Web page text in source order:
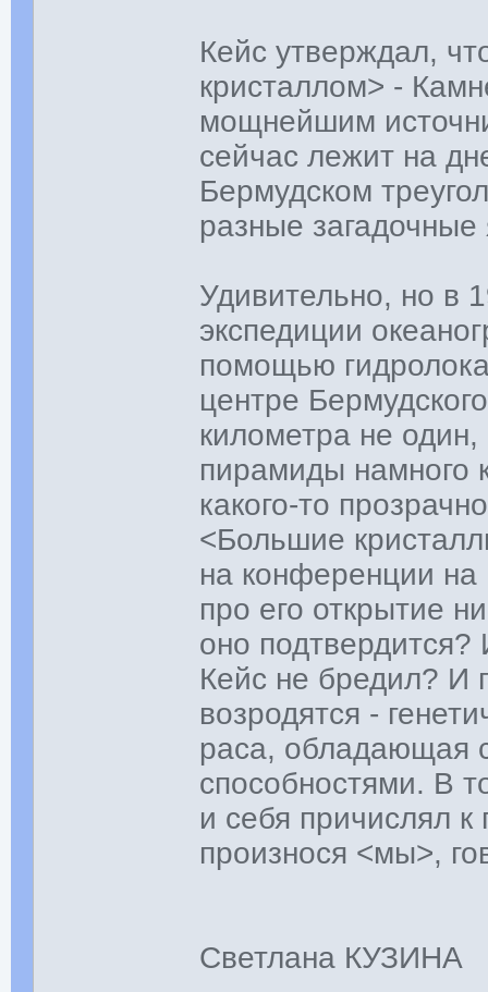
Кейс утверждал,
кристаллом> -
мощнейшим
сейчас лежит на
Бермудском
разные загадочные
Удивительно, но в
экспедиции
помощью
центре
километра не
пирамиды намного
какого-то
<Большие
на конференции
про его открытие
оно
Кейс не бредил? И
возродятся -
раса, обладающая
способностями. В
и себя причислял
произнося <мы>,
Светлана КУЗИНА